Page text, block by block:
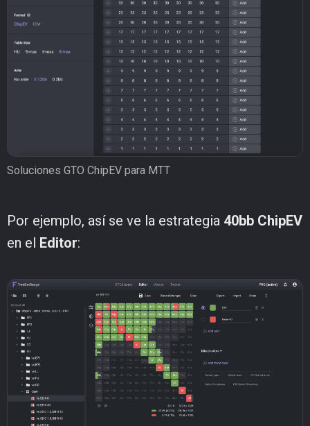
Soluciones GTO ChipEV para MTT
Por ejemplo, así se ve la estrategia 40bb ChipEV
en el Editor: